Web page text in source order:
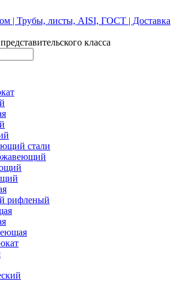
класса
стали
рифленый